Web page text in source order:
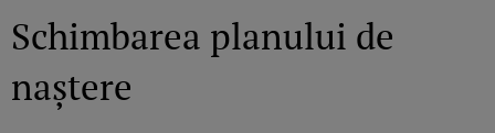
Schimbarea planului de
naștere